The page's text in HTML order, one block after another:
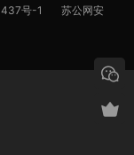
号-1
苏公网安